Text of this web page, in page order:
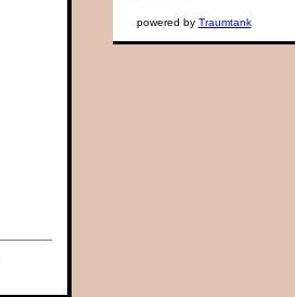
powered by Traumtank